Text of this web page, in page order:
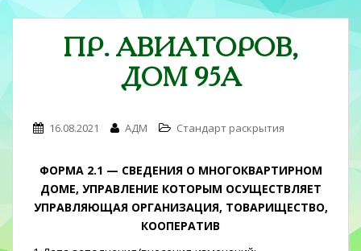
n
ПР. АВИАТОРОВ,
ДОМ 95А
16.08.2021 АДМ Стандарт раскрытия
ФОРМА 2.1 — СВЕДЕНИЯ О МНОГОКВАРТИРНОМ
ДОМЕ, УПРАВЛЕНИЕ КОТОРЫМ ОСУЩЕСТВЛЯЕТ
УПРАВЛЯЮЩАЯ ОРГАНИЗАЦИЯ, ТОВАРИЩЕСТВО,
КООПЕРАТИВ